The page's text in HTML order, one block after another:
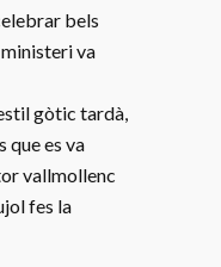
bels
va
gòtic tardà,
que es va
vallmollenc
fes la